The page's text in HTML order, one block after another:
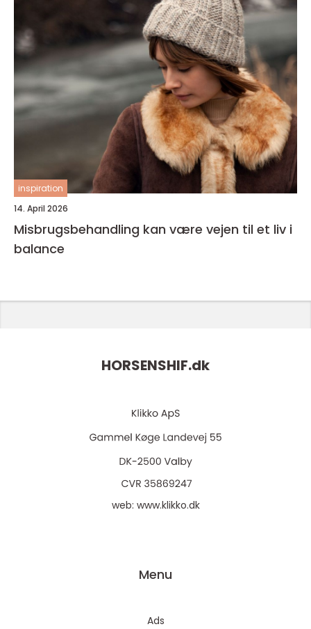
inspiration
14. April 2026
Misbrugsbehandling kan være vejen til et liv i
balance
HORSENSHIF.dk
web: www.klikko.dk
Menu
Ads